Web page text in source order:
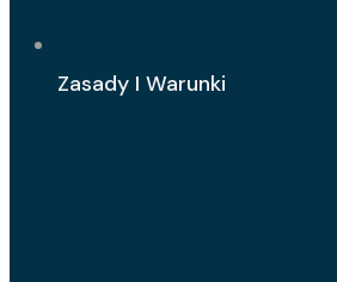
Zasady I Warunki